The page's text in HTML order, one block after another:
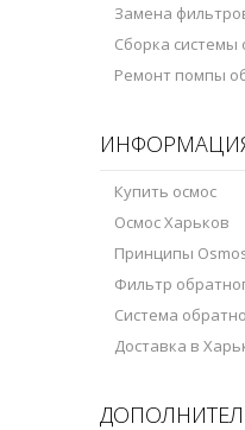
Замена
Сборка системы
Ремонт помпы
Купить осмос
Осмос Харьков
Принципы
Фильтр
Система
Доставка в